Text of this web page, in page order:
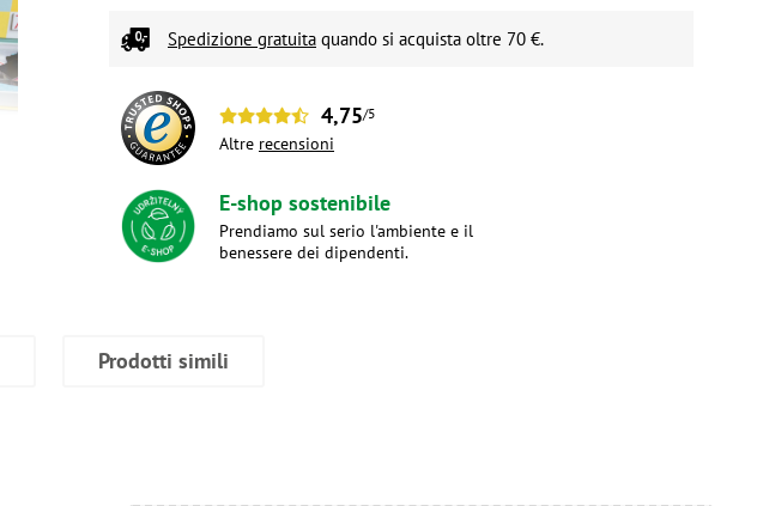
Spedizione gratuita quando si acquista oltre 70 €.
4,75/5
Altre recensioni
E-shop sostenibile
Prendiamo sul serio l'ambiente e il
benessere dei dipendenti.
Prodotti simili